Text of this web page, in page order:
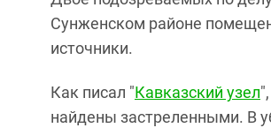
Сунженском районе
источники.
Как писал "Кавказский узел
найдены застреленными. В